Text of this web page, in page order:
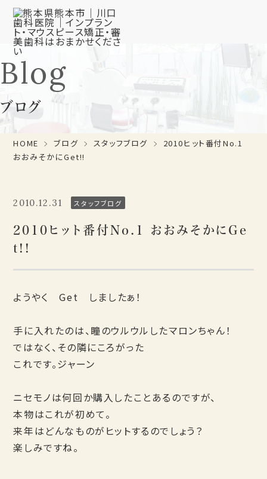
Blog
ブログ
HOME ブログ スタッフブログ
2010ヒット番付No.1
おおみそかにGet!!
2010.12.31 スタッフブログ
2010ヒット番付No.1 おおみそかにGe
t!!
ようやく Get しましたぁ！
手に入れたのは、瞳のウルウルしたマロンちゃん！
ではなく、その隣にころがった
これです。ジャーン
ニセモノは何回か購入したことあるのですが、
本物はこれが初めて。
来年はどんなものがヒットするのでしょう？
楽しみですね。